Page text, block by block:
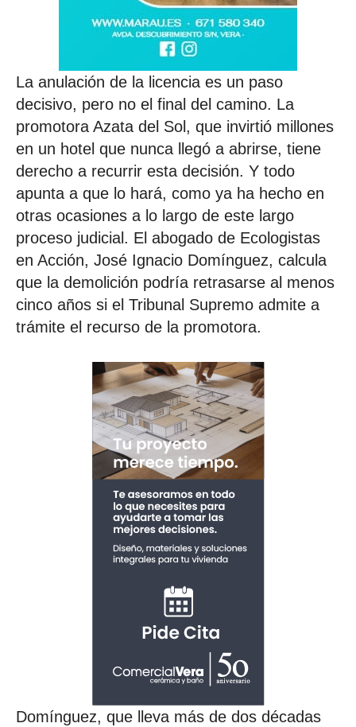
La anulación de la licencia es un paso
decisivo, pero no el final del camino. La
promotora Azata del Sol, que invirtió millones
en un hotel que nunca llegó a abrirse, tiene
derecho a recurrir esta decisión. Y todo
apunta a que lo hará, como ya ha hecho en
otras ocasiones a lo largo de este largo
proceso judicial. El abogado de Ecologistas
en Acción, José Ignacio Domínguez, calcula
que la demolición podría retrasarse al menos
cinco años si el Tribunal Supremo admite a
trámite el recurso de la promotora.
Domínguez, que lleva más de dos décadas